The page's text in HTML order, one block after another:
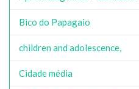
Bico do Papagaio
children and adolescence,
Cidade média